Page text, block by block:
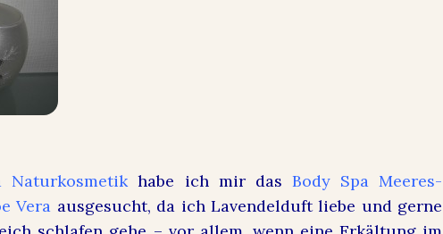
Naturkosmetikhabe ich mir das Body Spa Meeres-
Vera ausgesucht, da ich Lavendelduft liebe und gerne